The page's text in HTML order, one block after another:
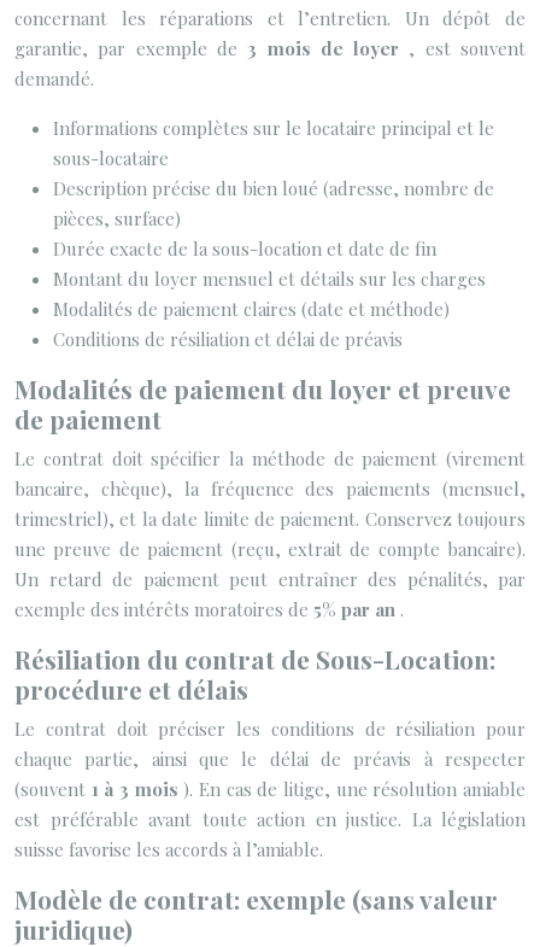
concernant les réparations et l’entretien. Un dépôt de
garantie, par exemple de3 mois de loyer , est souvent
demandé.
Informations complètes sur le locataire principal et le
sous-locataire
Description précise du bien loué (adresse, nombre de
pièces, surface)
Durée exacte de la sous-location et date de fin
Montant du loyer mensuel et détails sur les charges
Modalités de paiement claires (date et méthode)
Conditions de résiliation et délai de préavis
Modalités de paiement du loyer et preuve
de paiement
Le contrat doit spécifier la méthode de paiement (virement
bancaire, chèque), la fréquence des paiements (mensuel,
trimestriel), et la date limite de paiement. Conservez toujours
une preuve de paiement (reçu, extrait de compte bancaire).
Un retard de paiement peut entraîner des pénalités, par
exemple des intérêts moratoires de 5% par an .
Résiliation du contrat de Sous-Location:
procédure et délais
Le contrat doit préciser les conditions de résiliation pour
chaque partie, ainsi que le délai de préavis à respecter
(souvent 1 à 3 mois). En cas de litige, une résolution amiable
est préférable avant toute action en justice. La législation
suisse favorise les accords à l’amiable.
Modèle de contrat: exemple (sans valeur
juridique)